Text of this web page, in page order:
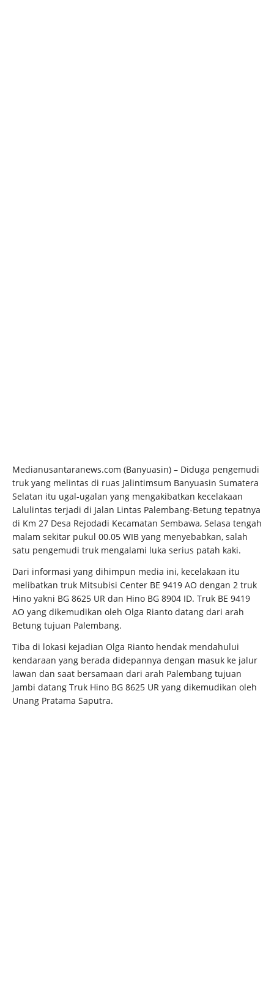
Medianusantaranews.com (Banyuasin) – Diduga pengemudi
truk yang melintas di ruas Jalintimsum Banyuasin Sumatera
Selatan itu ugal-ugalan yang mengakibatkan kecelakaan
Lalulintas terjadi di Jalan Lintas Palembang-Betung tepatnya
di Km 27 Desa Rejodadi Kecamatan Sembawa, Selasa tengah
malam sekitar pukul 00.05 WIB yang menyebabkan, salah
satu pengemudi truk mengalami luka serius patah kaki.
Dari informasi yang dihimpun media ini, kecelakaan itu
melibatkan truk Mitsubisi Center BE 9419 AO dengan 2 truk
Hino yakni BG 8625 UR dan Hino BG 8904 ID. Truk BE 9419
AO yang dikemudikan oleh Olga Rianto datang dari arah
Betung tujuan Palembang.
Tiba di lokasi kejadian Olga Rianto hendak mendahului
kendaraan yang berada didepannya dengan masuk ke jalur
lawan dan saat bersamaan dari arah Palembang tujuan
Jambi datang Truk Hino BG 8625 UR yang dikemudikan oleh
Unang Pratama Saputra.